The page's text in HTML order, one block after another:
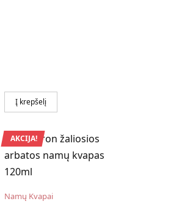
Į krepšelį
AKCIJA!
Namų Kvapai